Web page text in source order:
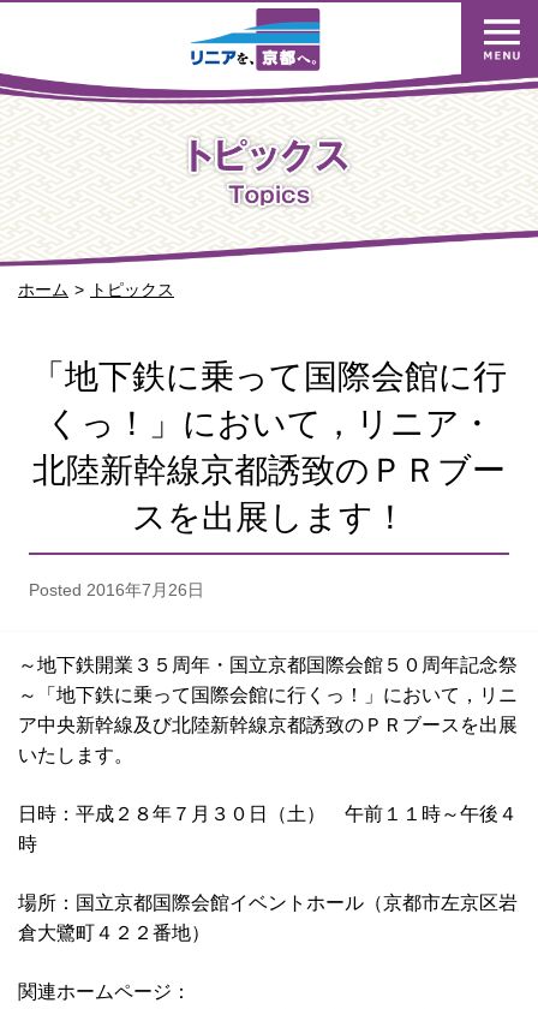
ホーム トピックス
「地下鉄に乗って国際会館に行
くっ！」において，リニア・
北陸新幹線京都誘致のＰＲブー
スを出展します！
Posted 2016年7月26日
～地下鉄開業３５周年・国立京都国際会館５０周年記念祭
～「地下鉄に乗って国際会館に行くっ！」において，リニ
ア中央新幹線及び北陸新幹線京都誘致のＰＲブースを出展
いたします。
日時：平成２８年７月３０日（土） 午前１１時～午後４
時
場所：国立京都国際会館イベントホール（京都市左京区岩
倉大鷺町４２２番地）
関連ホームページ：